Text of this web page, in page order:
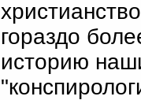
Можешь
природе
самого,
гораздо
историю